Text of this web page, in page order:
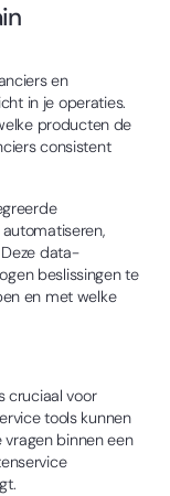
en
in je operaties.
producten de
consistent
data-
beslissingen te
en met welke
cruciaal voor
tools kunnen
binnen een